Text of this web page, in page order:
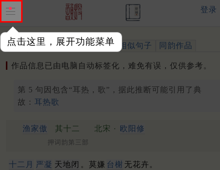
点击这里，展开功能菜单
登录
作品 标注四声 出处、引用 相似句子 同韵作品
作品信息已由电脑自动标签化，难免有误，仅供参考。
第 5 句因包含“耳热，歌”，据此推断可能引用了典
故： 耳热歌
渔家傲 其十二 北宋 · 欧阳修
押词韵第三部
十二月 严凝 天地闭 。莫嫌 台榭 无花卉。